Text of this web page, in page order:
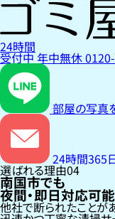
24時間
受付中年中無休
部屋の写真
24時間365
選ばれる理由04
南国市でも
夜間・即日対応可能
他社で断られたことが